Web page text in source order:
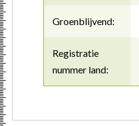
Groenblijvend:
Registratie
nummer land: